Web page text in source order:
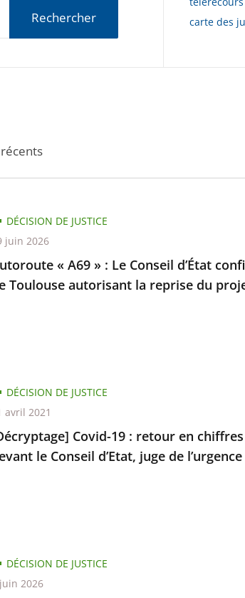
Rechercher
carte des
« A69 » : Le Conseil d’État
Toulouse autorisant la reprise du
DÉCISION DE JUSTICE
juin 2026
Covid-19 : retour en
le Conseil d’Etat, juge de
DÉCISION DE JUSTICE
avril 2021
DÉCISION DE JUSTICE
2026